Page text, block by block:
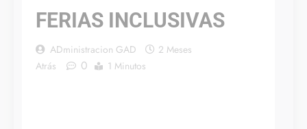
FERIAS INCLUSIVAS
ADministracion GAD
2 Meses
Atrás
0 1 Minutos